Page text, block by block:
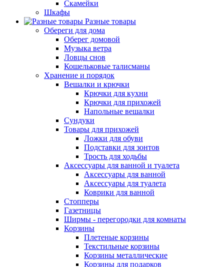
Скамейки
Шкафы
Разные товары
Обереги для дома
Оберег домовой
Музыка ветра
Ловцы снов
Кошельковые талисманы
Хранение и порядок
Вешалки и крючки
Крючки для кухни
Крючки для прихожей
Напольные вешалки
Сундуки
Товары для прихожей
Ложки для обуви
Подставки для зонтов
Трость для ходьбы
Аксессуары для ванной и туалета
Аксессуары для ванной
Аксессуары для туалета
Коврики для ванной
Стопперы
Газетницы
Ширмы - перегородки для комнаты
Корзины
Плетеные корзины
Текстильные корзины
Корзины металлические
Корзины для подарков